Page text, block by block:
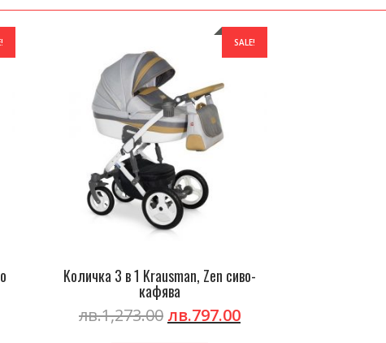
SALE!
Kоличка 3 в 1 Krausman, Zen сиво-
кафява
лв.1,273.00 Original
лв.797.00Current